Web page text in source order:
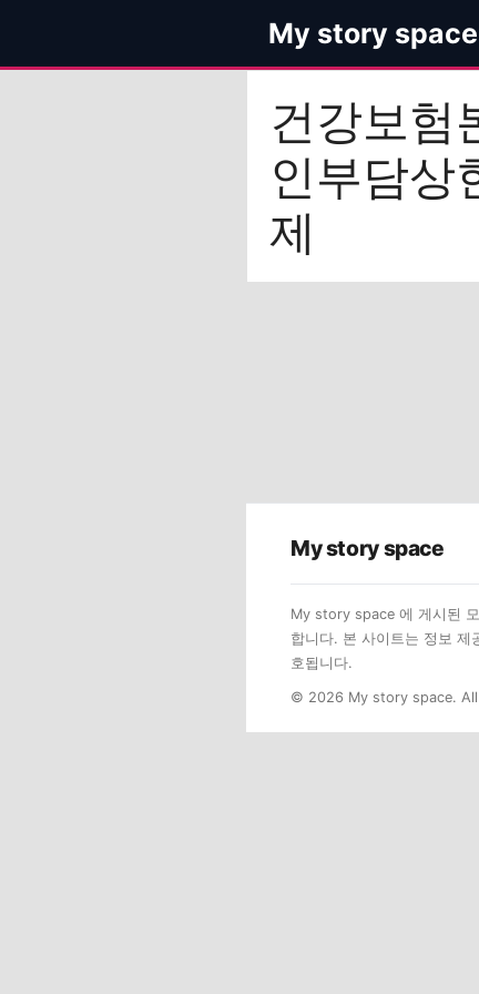
츠
My story space
건강보험
인부담상
제
My story space
My story space 에 게시된
합니다. 본 사이트는 정보 제
호됩니다.
© 2026 My story space.